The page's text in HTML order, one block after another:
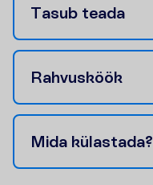
Tasub teada
Rahvusköök
Mida külastada?